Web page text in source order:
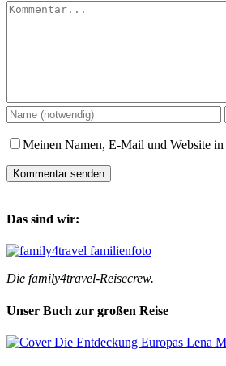
Kommentar
Meinen Namen, E-Mail und Website
Das sind wir:
Die family4travel-Reisecrew.
Unser Buch zur großen Reise